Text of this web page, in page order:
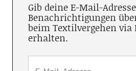
Gib deine E-Mail-
Benachrichtigungen
beim Textilvergehen via
erhalten.